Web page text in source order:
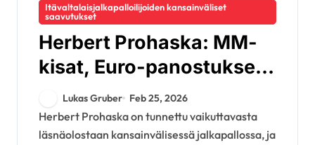
Itävaltalaisjalkapalloilijoiden kansainväliset
saavutukset
Herbert Prohaska: MM-
kisat, Euro-panostukset,
Johtajuus
Lukas Gruber Feb 25, 2026
Herbert Prohaska on tunnettu vaikuttavasta
läsnäolostaan kansainvälisessä jalkapallossa, ja